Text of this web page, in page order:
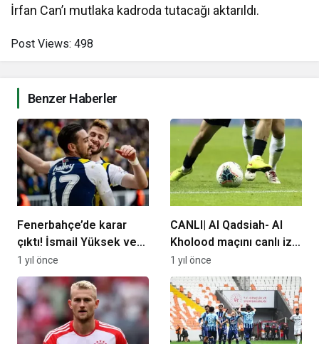
İrfan Can’ı mutlaka kadroda tutacağı aktarıldı.
Post Views: 498
Benzer Haberler
Fenerbahçe’de karar
çıktı! İsmail Yüksek ve
İrfan Can Kahveci…
1 yıl önce
CANLI| Al Qadsiah- Al
Kholood maçını canlı izle
(Maç linki)
1 yıl önce